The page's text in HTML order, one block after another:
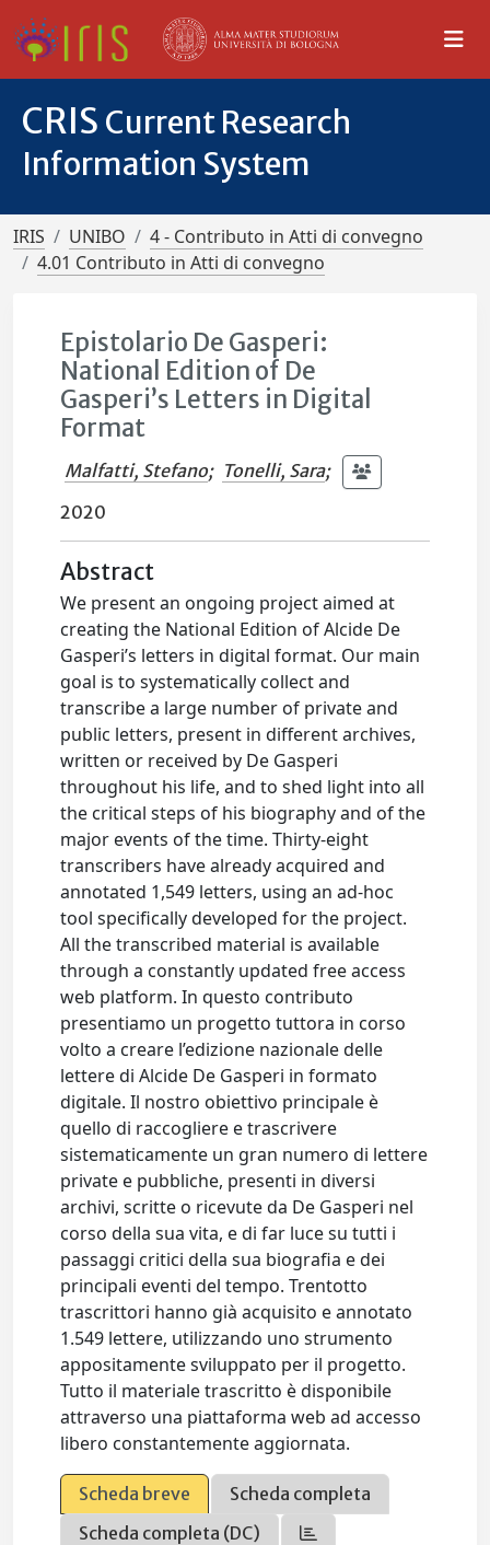
CRIS Current Research
Information System
IRIS UNIBO
4 - Contributo in Atti di convegno
4.01 Contributo in Atti di convegno
Epistolario De Gasperi:
National Edition of De
Gasperi’s Letters in Digital
Format
Malfatti, Stefano; Tonelli, Sara;
2020
Abstract
We present an ongoing project aimed at
creating the National Edition of Alcide De
Gasperi’s letters in digital format. Our main
goal is to systematically collect and
transcribe a large number of private and
public letters, present in different archives,
written or received by De Gasperi
throughout his life, and to shed light into all
the critical steps of his biography and of the
major events of the time. Thirty-eight
transcribers have already acquired and
annotated 1,549 letters, using an ad-hoc
tool specifically developed for the project.
All the transcribed material is available
through a constantly updated free access
web platform. In questo contributo
presentiamo un progetto tuttora in corso
volto a creare l’edizione nazionale delle
lettere di Alcide De Gasperi in formato
digitale. Il nostro obiettivo principale è
quello di raccogliere e trascrivere
sistematicamente un gran numero di lettere
private e pubbliche, presenti in diversi
archivi, scritte o ricevute da De Gasperi nel
corso della sua vita, e di far luce su tutti i
passaggi critici della sua biografia e dei
principali eventi del tempo. Trentotto
trascrittori hanno già acquisito e annotato
1.549 lettere, utilizzando uno strumento
appositamente sviluppato per il progetto.
Tutto il materiale trascritto è disponibile
attraverso una piattaforma web ad accesso
libero constantemente aggiornata.
Scheda breve
Scheda completa
Scheda completa (DC)